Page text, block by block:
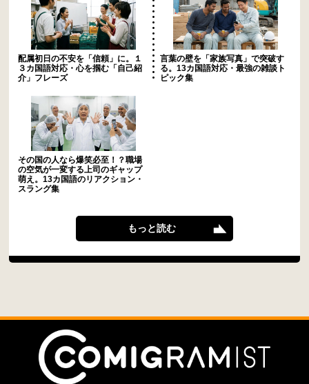
配属初日の不安を「信頼」に。１
３カ国語対応・心を掴む「自己紹
介」フレーズ
言葉の壁を「家族写真」で突破す
る。13カ国語対応・最強の雑談ト
ピック集
その国の人なら爆笑必至！？職場
の空気が一変する上司のギャップ
萌え。13カ国語のリアクション・
スラング集
もっと読む